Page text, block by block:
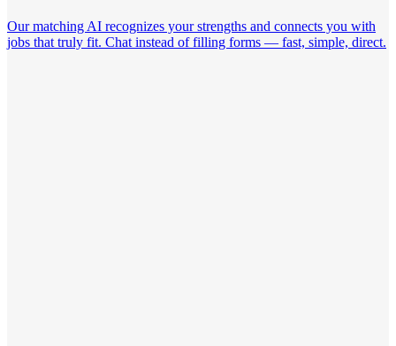
Our matching AI recognizes your strengths and connects you with
jobs that truly fit. Chat instead of filling forms — fast, simple, direct.